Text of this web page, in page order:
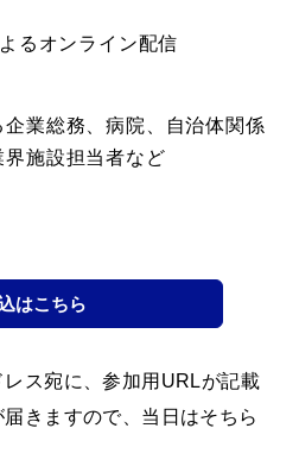
るオンライン配信
業総務、病院、自治体関係
施設担当者など
はこちら
ス宛に、参加用URLが記載
きますので、当日はそちら